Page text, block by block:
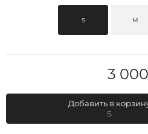
S M
3
Добавить в
S